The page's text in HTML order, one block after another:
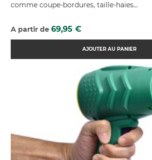
comme coupe-bordures, taille-haies...
Prix
A partir de69,95 €
AJOUTER AU PANIER